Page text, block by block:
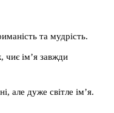
та мудрість.
ім’я завжди
але дуже світле ім’я.